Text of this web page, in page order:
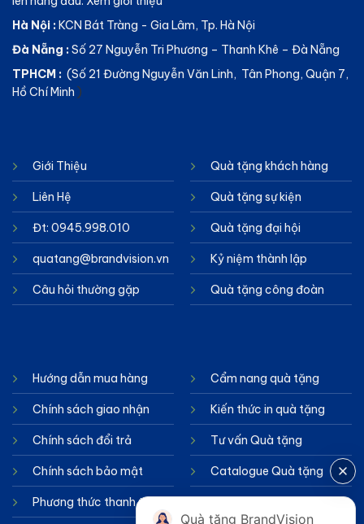
Hà Nội :KCN Bát Tràng - Gia Lâm, Tp. Hà Nội
Đà Nẵng :Số 27 Nguyễn Tri Phương – Thanh Khê – Đà Nẵng
TPHCM : (Số 21 Đường Nguyễn Văn Linh, Tân Phong, Quận 7,
Hồ Chí Minh )
Giới Thiệu
Liên Hệ
Đt: 0945.998.010
quatang@brandvision.vn
Câu hỏi thường gặp
Quà tặng khách hàng
Quà tặng sự kiện
Quà tặng đại hội
Kỷ niệm thành lập
Quà tặng công đoàn
Hướng dẫn mua hàng
Chính sách giao nhận
Chính sách đổi trả
Chính sách bảo mật
Phương thức thanh toán
Cẩm nang quà tặng
Kiến thức in quà tặng
Tư vấn Quà tặng
Catalogue Quà tặng
Chính sách cookie
Quà tặng BrandVision